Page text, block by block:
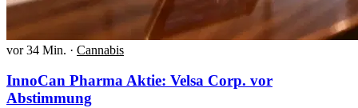
vor 34 Min. · Cannabis
InnoCan Pharma Aktie: Velsa Corp. vor
Abstimmung